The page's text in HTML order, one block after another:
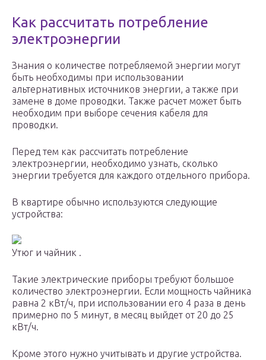
Как рассчитать потребление
электроэнергии
Знания о количестве потребляемой энергии могут
быть необходимы при использовании
альтернативных источников энергии, а также при
замене в доме проводки. Также расчет может быть
необходим при выборе сечения кабеля для
проводки.
Перед тем как рассчитать потребление
электроэнергии, необходимо узнать, сколько
энергии требуется для каждого отдельного прибора.
В квартире обычно используются следующие
устройства:
Утюг и чайник .
Такие электрические приборы требуют большое
количество электроэнергии. Если мощность чайника
равна 2 кВт/ч, при использовании его 4 раза в день
примерно по 5 минут, в месяц выйдет от 20 до 25
кВт/ч.
Кроме этого нужно учитывать и другие устройства.